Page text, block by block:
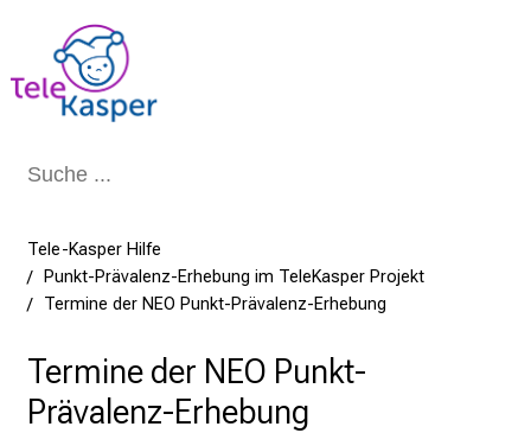
Tele-Kasper Hilfe
Punkt-Prävalenz-Erhebung im TeleKasper Projekt
Termine der NEO Punkt-Prävalenz-Erhebung
Termine der NEO Punkt-
Prävalenz-Erhebung